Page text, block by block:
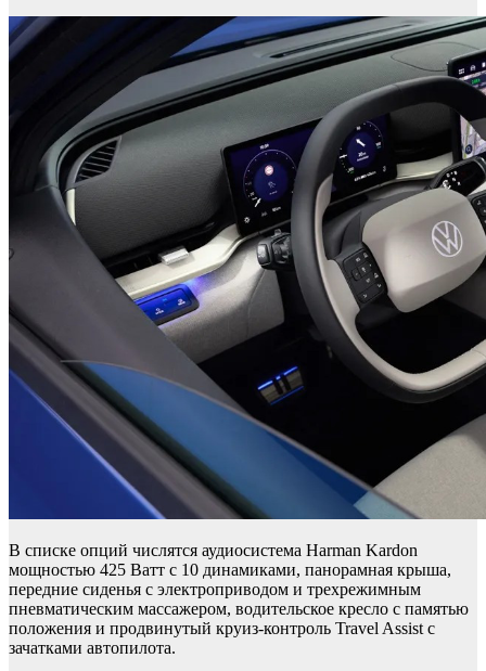
В списке опций числятся аудиосистема Harman Kardon
мощностью 425 Ватт с 10 динамиками, панорамная крыша,
передние сиденья с электроприводом и трехрежимным
пневматическим массажером, водительское кресло с памятью
положения и продвинутый круиз-контроль Travel Assist с
зачатками автопилота.